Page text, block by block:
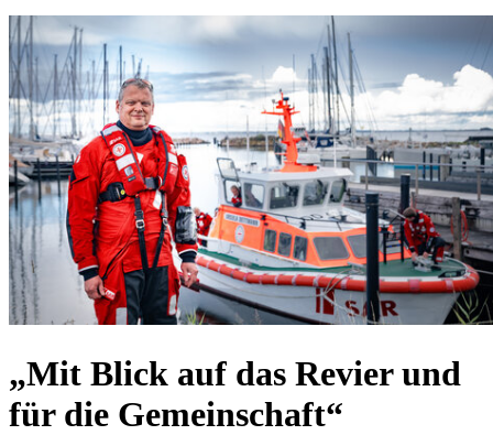
„Mit Blick auf das Revier und
für die Gemeinschaft“